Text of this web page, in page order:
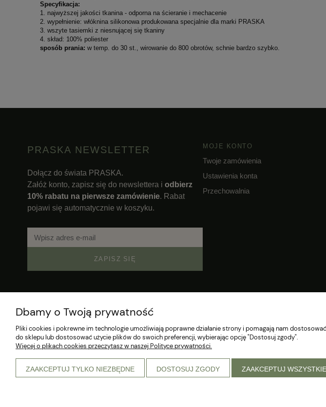
Specyfikacja:
1. najwyższej jakości tkanina - odporna na ścieranie i mechacenie
2. wypełnienie: włóknina silikonowa produkowana specjalnie dla marki PRASKA
3. wszyte tasiemki z niesnującej się tkaniny
4. skład: 100% poliester
sposób prania: w temp. do 30 st., wirowanie do 800 obrotów, schnie bardzo szybko.
PRASKA NEWSLETTER
Dołącz do świata PRASKA.
Załóż konto, zapisz się do newslettera i odbierz
10% rabatu na pierwsze zamówienie. Rabat
pojawi się automatycznie w koszyku.
ZAPISZ SIĘ
MOJE KONTO
Twoje zamówienia
Ustawienia konta
Przechowalnia
Dbamy o Twoją prywatność
Pliki cookies i pokrewne im technologie umożliwiają poprawne działanie strony i pomagają nam
do sklepu lub dostosować użycie plików do swoich preferencji, wybierając opcję "Dostosuj zgody".
Więcej o plikach cookies przeczytasz w naszej Polityce prywatności.
ZAAKCEPTUJ TYLKO NIEZBĘDNE DOSTOSUJ ZGODY ZAAKCEPTUJ WSZYSTKIE